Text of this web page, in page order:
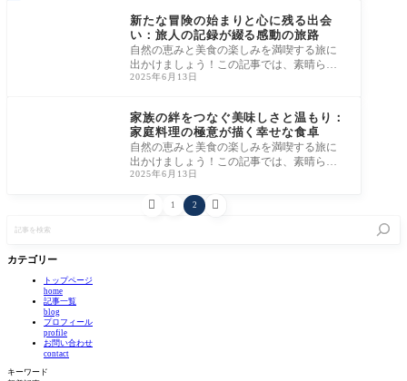
新たな冒険の始まりと心に残る出会
い：旅人の記録が綴る感動の旅路
自然の恵みと美食の楽しみを満喫する旅に
出かけましょう！この記事では、素晴らし
いアウトドア体験と美味しいグルメの旅の
2025年6月13日
家族の絆をつなぐ美味しさと温もり：
家庭料理の極意が描く幸せな食卓
自然の恵みと美食の楽しみを満喫する旅に
出かけましょう！この記事では、素晴らし
いアウトドア体験と美味しいグルメの旅の
2025年6月13日
 1 2 
検
カテゴリー
トップページ
home
記事一覧
blog
プロフィール
profile
お問い合わせ
contact
キーワード